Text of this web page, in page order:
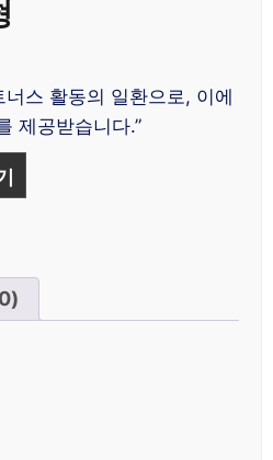
스 활동의 일환으로, 이에
제공받습니다.”